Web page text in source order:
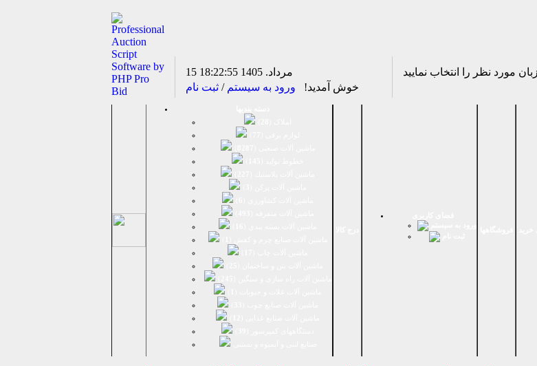
15 مرداد. 1405
18:22:55
خوش آمدید! ورود به سیستم /ثبت نام